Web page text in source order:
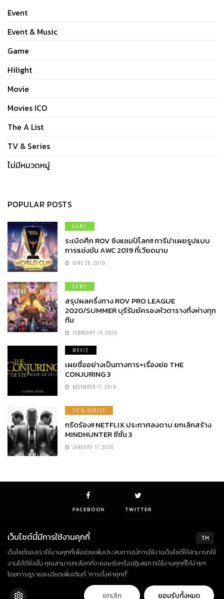
Event
Event & Music
Game
Hilight
Movie
Movies ICO
The A List
TV & Series
ไม่มีหมวดหมู่
POPULAR POSTS
GAME
ระเบิดศึก ROV ชิงแชมป์โลก!! การีน่าเผยรูปแบบ
การแข่งขัน AWC 2019 ที่เวียดนาม
JUNE 26, 2019
GAME
สรุปผลครึ่งทาง ROV PRO LEAGUE
2020/SUMMER บุรีรัมย์ครองหัวตารางทิ้งห่างทุก
ทีม
FEBRUARY 19, 2020
MOVIE
เผยชื่ออย่างเป็นทางการ+เรื่องย่อ THE
CONJURING 3
DECEMBER 17, 2019
TV & SERIES
กรีดร้อง!! NETFLIX ประกาศลงดาบ ยกเลิกสร้าง
MINDHUNTER ซีซั่น 3
JANUARY 17, 2020
FACEBOOK TWITTER
© Copyright 2018. All Rights Reserved
TH
เว็บไซต์นี้มีการใช้งานคุกกี้
เว็บไซต์ของเราใช้งานคุกกี้เพื่อช่วยเพิ่มประสบการณ์การใช้งานเว็บไซต์ให้สามารถใช้
งานได้ดียิ่งขึ้น คุณสามารถเลือกที่จะยอมรับหรือปฏิเสธการใช้งานคุกกี้ได้ง่ายๆ
โดยการดูรายละเอียดเพิ่มเติมที่ “การตั้งค่าคุกกี้”
ยกเลิก ยอมรับทั้งหมด